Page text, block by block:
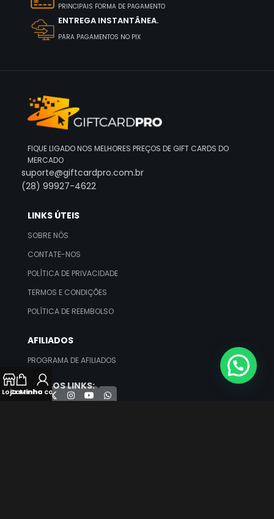
PRINCIPAIS FORMA DE PAGAMENTO
ENTREGA INSTANTÂNEA.
PARA PAGAMENTOS NO PIX
FIQUE LIGADO NOS MELHORES PREÇOS DE GIFT CARDS DO
MERCADO
suporte@giftcardpro.com.br
(28) 99927-4622
LINKS ÚTEIS
SOBRE NÓS
CONTATE-NOS
POLÍTICA DE PRIVACIDADE
TERMOS E CONDIÇÕES
POLÍTICA DE REEMBOLSO
AFILIADOS
PROGRAMA DE AFILIADOS
NOSSOS LINKS:
LojaCarrinho
Minha conta